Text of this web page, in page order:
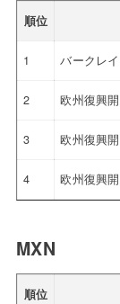
順位
1 バークレ
2 欧州復興
3 欧州復興
4 欧州復興
MXN
順位